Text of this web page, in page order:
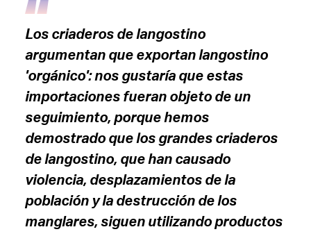
Los criaderos de langostino
argumentan que exportan langostino
'orgánico': nos gustaría que estas
importaciones fueran objeto de un
seguimiento, porque hemos
demostrado que los grandes criaderos
de langostino, que han causado
violencia, desplazamientos de la
población y la destrucción de los
manglares, siguen utilizando productos